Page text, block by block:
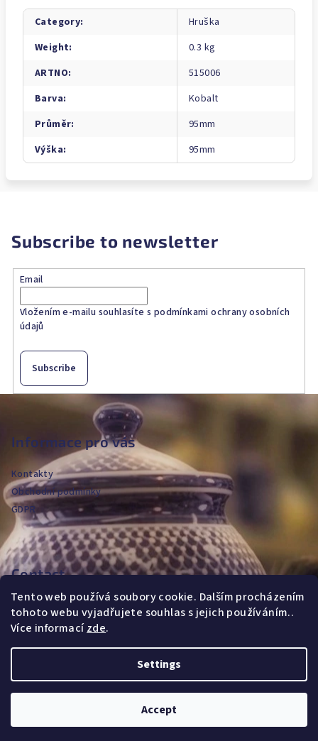
Tento web používá soubory cookie. Dalším procházením
tohoto webu vyjadřujete souhlas s jejich používáním..
Více informacízde.
Settings
Accept
Category:
Hruška
Weight:
0.3 kg
ARTNO:
515006
Barva:
Kobalt
Průměr:
95mm
Výška: 95mm
Subscribe to newsletter
Email
Vložením e-mailu souhlasíte s podmínkami ochrany osobních
údajů
Subscribe
F
e
r
Informace pro vás
Kontakty
Obchodní podmínky
GDPR
Contact
jvanya
fajans.cz
+420604720590
Created by Shoptet